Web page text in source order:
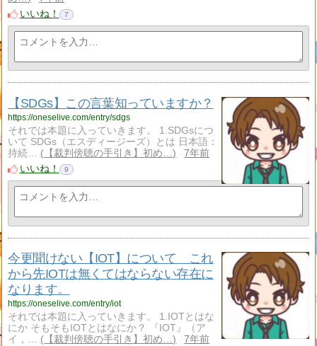
いいね！
7
【SDGs】この言葉知っていますか？
https://oneselive.com/entry/sdgs
それでは本題に入っていきます。 1.SDGsにつ
いて SDGs（エスディージーズ）とは 日本語：
持続…
【裁判傍聴の手引き】初め…
7年前
いいね！
9
今更聞けない【IOT】について これ
から先IOTは無くてはならない存在に
なります。
https://oneselive.com/entry/iot
それでは本題に入っていきます。 1.IOTとはな
にか そもそもIOTとはなにか？ 『IOT』（ア
イ，…
【裁判傍聴の手引き】初め…
7年前